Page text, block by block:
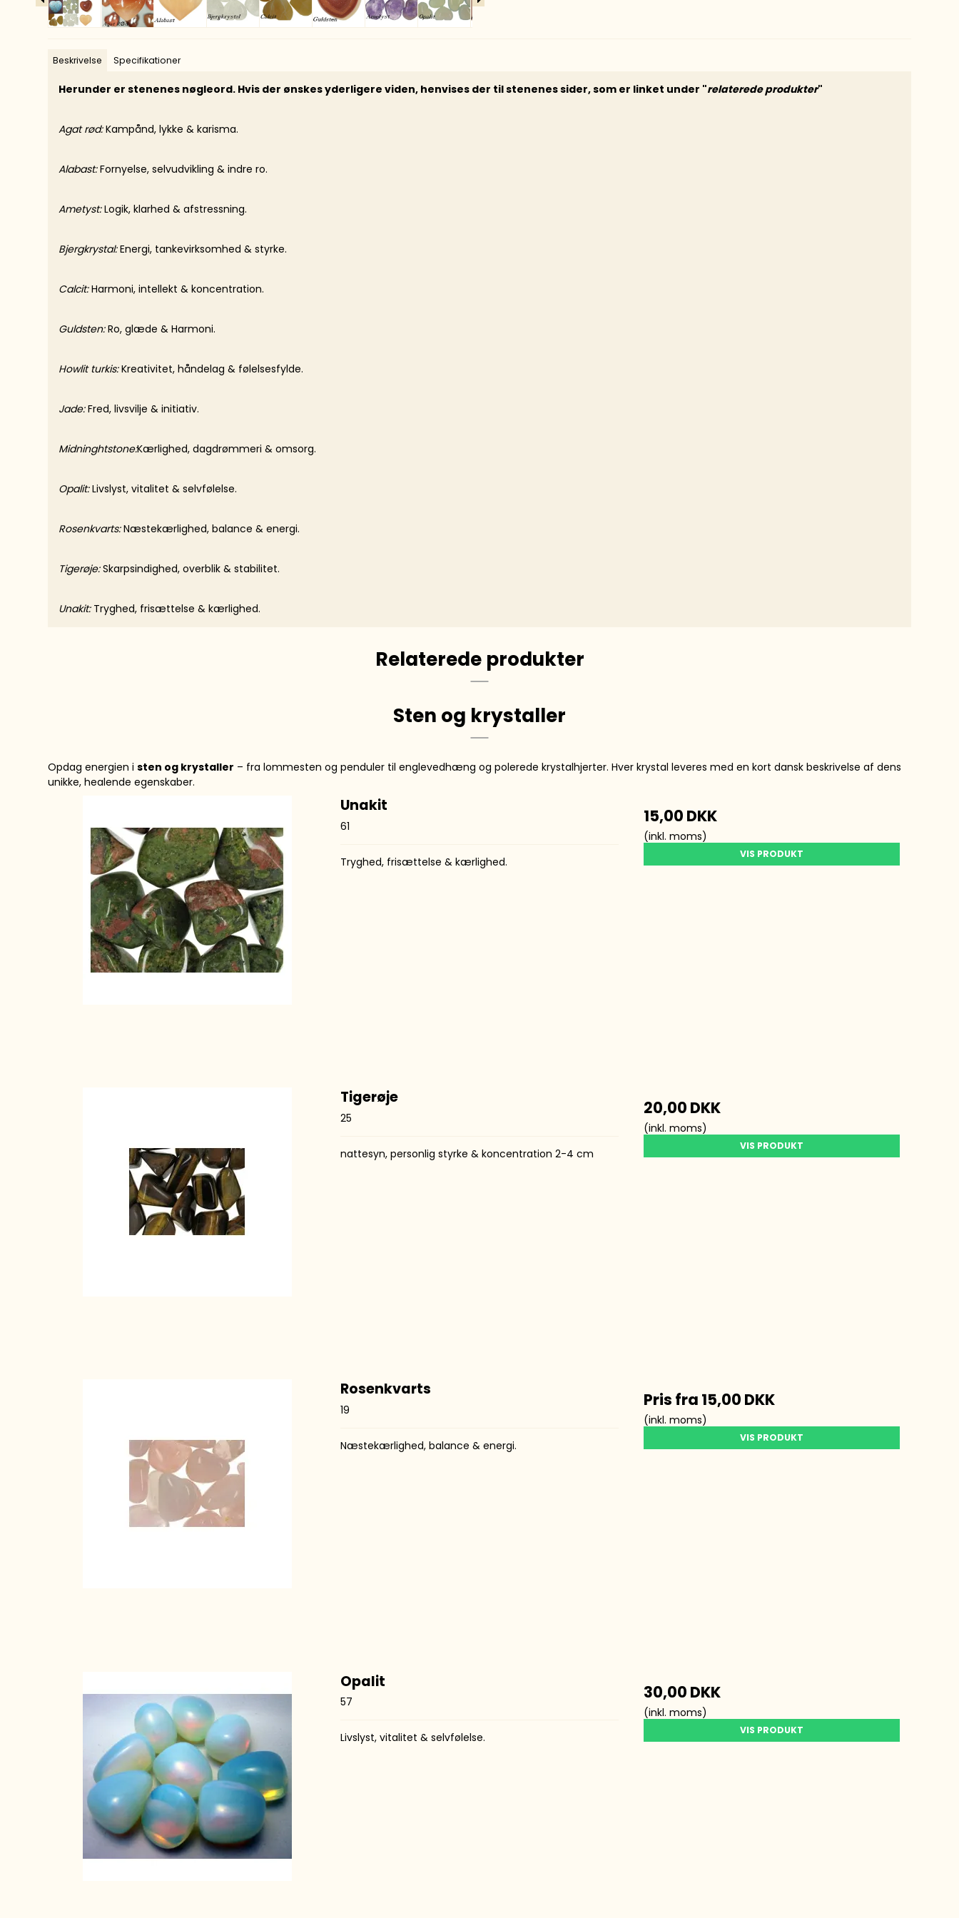
Beskrivelse Specifikationer
Herunder er stenenes nøgleord. Hvis der ønskes yderligere viden, henvises der til stenenes sider, som er linket under "relaterede produkter"
Agat rød:Kampånd, lykke & karisma.
Alabast:Fornyelse, selvudvikling & indre ro.
Ametyst:Logik, klarhed & afstressning.
Bjergkrystal:Energi, tankevirksomhed & styrke.
Calcit:Harmoni, intellekt & koncentration.
Guldsten:Ro, glæde & Harmoni.
Howlit turkis:Kreativitet, håndelag & følelsesfylde.
Jade:Fred, livsvilje & initiativ.
Midninghtstone:Kærlighed, dagdrømmeri & omsorg.
Opalit:Livslyst, vitalitet & selvfølelse.
Rosenkvarts:Næstekærlighed, balance & energi.
Tigerøje:Skarpsindighed, overblik & stabilitet.
Unakit:Tryghed, frisættelse & kærlighed.
Relaterede produkter
Sten og krystaller
Opdag energien isten og krystaller – fra lomme­sten og penduler til engle­vedhæng og polerede krystal­hjerter. Hver krystal leveres med en kort dansk beskrivelse af dens
unikke, healende egenskaber.
Unakit
61
Tryghed, frisættelse & kærlighed.
15,00 DKK
(inkl. moms)
VIS PRODUKT
Tigerøje
25
nattesyn, personlig styrke & koncentration 2-4 cm
20,00 DKK
(inkl. moms)
VIS PRODUKT
Rosenkvarts
19
Næstekærlighed, balance & energi.
Pris fra 15,00 DKK
(inkl. moms)
VIS PRODUKT
Opalit
57
Livslyst, vitalitet & selvfølelse.
30,00 DKK
(inkl. moms)
VIS PRODUKT